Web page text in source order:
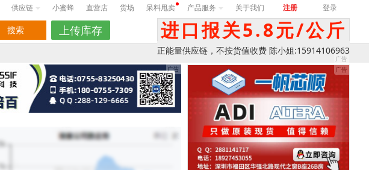
供应链 小蜜蜂 直营店 货场 呆料甩卖 产品服务 关于我们 注册 登录
进口报关5.8元/公斤
正能量供应链，不按货值收费 陈小姐:15914106963